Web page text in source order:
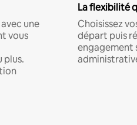
une
vous
plus.
La flexibilité
Choisissez
départ puis
engagement